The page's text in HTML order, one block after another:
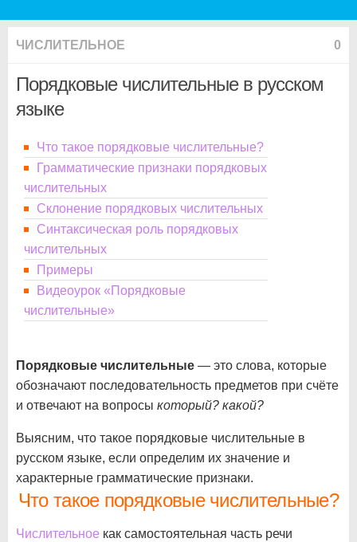
ЧИСЛИТЕЛЬНОЕ 0
Порядковые числительные в русском
языке
Что такое порядковые числительные?
Грамматические признаки порядковых
числительных
Склонение порядковых числительных
Синтаксическая роль порядковых
числительных
Примеры
Видеоурок «Порядковые
числительные»
Порядковые числительные — это слова, которые
обозначают последовательность предметов при счёте
и отвечают на вопросы который? какой?
Выясним, что такое порядковые числительные в
русском языке, если определим их значение и
характерные грамматические признаки.
Что такое порядковые числительные?
Числительное как самостоятельная часть речи